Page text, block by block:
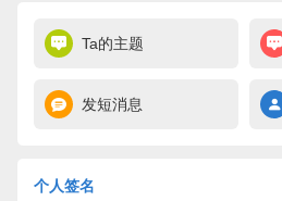
Ta的主题
发短消息
个人签名